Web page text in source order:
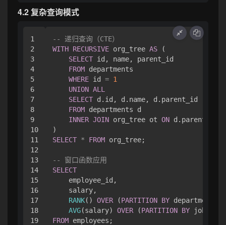
4.2 复杂查询模式
1
2
3
4
5
6
7
8
9
10
11
12
13
14
15
16
17
18
-- 递归查询（CTE）
WITH RECURSIVE org_tree AS (
SELECT id, name, parent_id
FROM departments
WHERE id = 1
UNION ALL
SELECT d.id, d.name, d.parent_id
FROM departments d
INNER JOIN org_tree ot ON d.parent_id
SELECT * FROM org_tree;
-- 窗口函数应用
SELECT
    employee_id,
    salary,
RANK() OVER (PARTITION BY department
AVG(salary) OVER (PARTITION BY
FROM